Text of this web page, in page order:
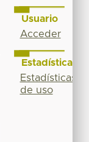
Usuario
Acceder
Estadísticas
Estadísticas
de uso